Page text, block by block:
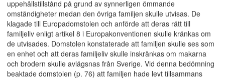
uppehållstillstånd på grund av synnerligen ömmande
omständigheter medan den övriga familjen skulle utvisas. De
klagade till Europadomstolen och anförde att deras rätt till
familjeliv enligt artikel 8 i Europakonventionen skulle kränkas om
de utvisades. Domstolen konstaterade att familjen skulle ses som
en enhet och att deras familjeliv skulle inskränkas om makarna
och brodern skulle avlägsnas från Sverige. Vid denna bedömning
beaktade domstolen (p. 76) att familjen hade levt tillsammans